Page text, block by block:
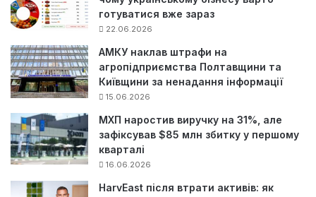
готуватися вже зараз
22.06.2026
АМКУ наклав штрафи на
агропідприємства Полтавщини та
Київщини за ненадання інформації
15.06.2026
МХП наростив виручку на 31%, але
зафіксував $85 млн збитку у першому
кварталі
16.06.2026
HarvEast після втрати активів: як